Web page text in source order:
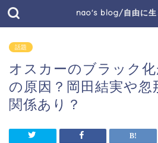
nao's blog/自由に生
話題
オスカーのブラック
の原因？岡田結実や忽
関係あり？